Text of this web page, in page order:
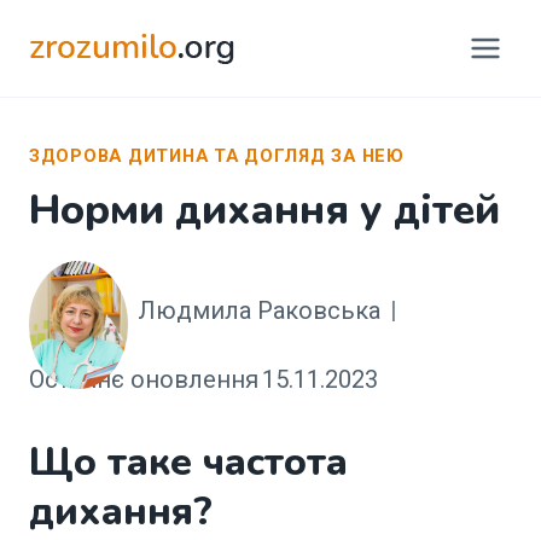
ЗДОРОВА ДИТИНА ТА ДОГЛЯД ЗА НЕЮ
Норми дихання у дітей
Людмила Раковська
Останнє оновлення 15.11.2023
Що таке частота
дихання?